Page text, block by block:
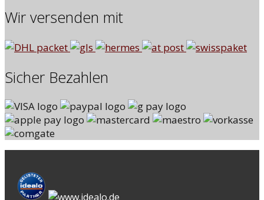
Wir versenden mit
Sicher Bezahlen